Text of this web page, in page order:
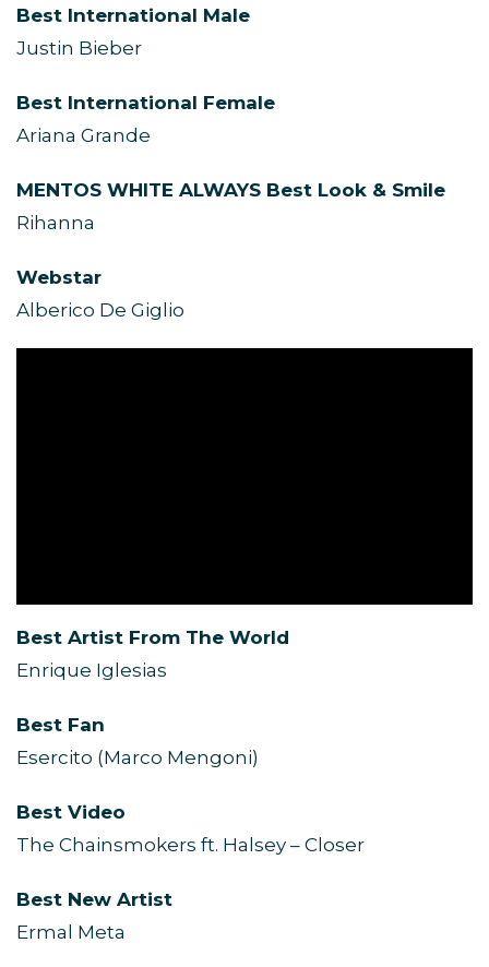
Best International Male
Justin Bieber
Best International Female
Ariana Grande
MENTOS WHITE ALWAYS Best Look & Smile
Rihanna
Webstar
Alberico De Giglio
Best Artist From The World
Enrique Iglesias
Best Fan
Esercito (Marco Mengoni)
Best Video
The Chainsmokers ft. Halsey – Closer
Best New Artist
Ermal Meta